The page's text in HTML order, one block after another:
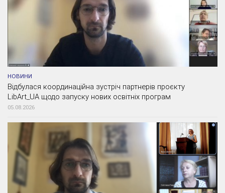
НОВИНИ
Відбулася координаційна зустріч партнерів проєкту
LibArt_UA щодо запуску нових освітніх програм
05.08.2026